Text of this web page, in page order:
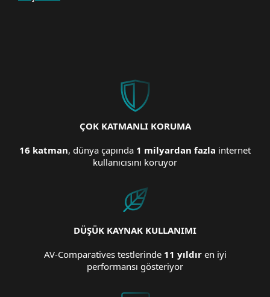
ÇOK KATMANLI KORUMA
16 katman, dünya çapında 1 milyardan fazla internet
kullanıcısını koruyor
DÜŞÜK KAYNAK KULLANIMI
AV-Comparatives testlerinde 11 yıldıren iyi
performansı gösteriyor